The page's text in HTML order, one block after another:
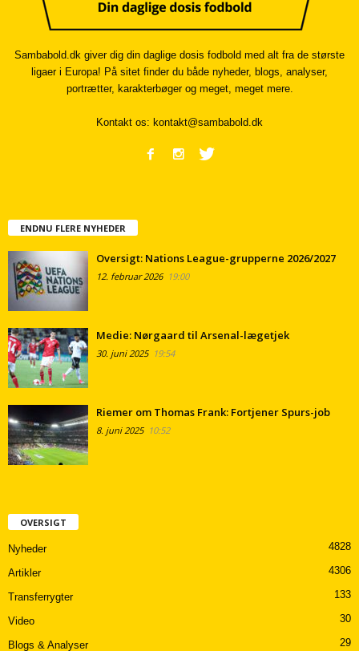
Sambabold.dk giver dig din daglige dosis fodbold med alt fra de største
ligaer i Europa! På sitet finder du både nyheder, blogs, analyser,
portrætter, karakterbøger og meget, meget mere.
Kontakt os: kontakt@sambabold.dk
ENDNU FLERE NYHEDER
Oversigt: Nations League-grupperne 2026/2027
12. februar 202619:00
Medie: Nørgaard til Arsenal-lægetjek
30. juni 202519:54
Riemer om Thomas Frank: Fortjener Spurs-job
8. juni 202510:52
OVERSIGT
Nyheder 4828
Artikler 4306
Transferrygter 133
Video 30
Blogs & Analyser 29